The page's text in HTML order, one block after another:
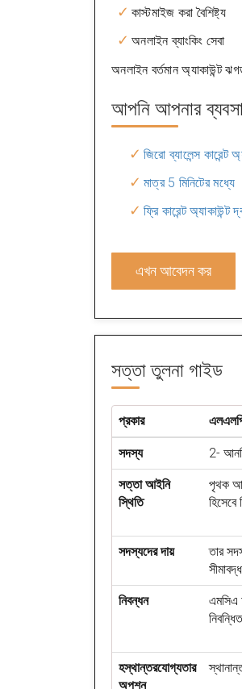
কাস্টমাইজ করা বৈশিষ্ট্য
অনলাইন ব্যাংকিং সেবা
অনলাইন বর্তমান অ্যাকাউন্ট
আপনি আপনার
জিরো ব্যালেন্স কারেন্ট
মাত্র 5 মিনিটের মধ্যে
ফ্রি কারেন্ট অ্যাকাউন্ট
এখন আবেদন কর
সত্তাতুলনা গাইড
প্রকার
সদস্য 2-
সত্তা আইনি
স্থিতি
পৃথক
হিসেবে
সদস্যদের দায়
তার
সীমাবদ্ধ
নিবন্ধন
এমসিএ
নিবন্ধিত
হস্থান্তরযোগ্যতার
অপশন